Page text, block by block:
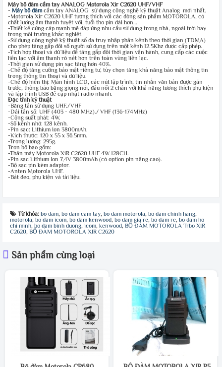
Máy bộ đàm cầm tay ANALOG Motorola Xir C2620 UHF/VHF
- Máy bộ đàmcầm tay ANALOG sử dụng công nghệ kỹ thuật Analog mới nhất.
-Motorola Xir C2620 UHF tương thích với các dòng sản phẩm MOTOROLA, có
chất lượng âm thanh tuyệt vời, tuổi thọ pin dài hơn…
-Thiết kế cứng cáp mạnh mẽ đáp ứng nhu cầu sử dụng trong nhà, ngoài trời hay
trong môi trường khắc nghiệt.
-Sử dụng công nghệ kỹ thuật số đa truy nhập phân kênh theo thời gian (TDMA)
cho phép tăng gấp đôi số người sử dụng trên một kênh 12.5Khz được cấp phép.
-Tích hợp thoại và dữ liệu để tăng gấp đôi thời gian vận hành, cung cấp các cuộc
liên lạc với âm thanh rõ nét hơn trên toàn vùng liên lạc.
-Thời gian sử dụng pin sạc tăng hơn 40%.
-Chế độ tăng cường bảo mật riêng tư, tùy chọn tăng khả năng bảo mật thông tin
trong thông tin thoại và dữ liệu.
-Chế độ hiển thị: Màn hình LCD, các nút lập trình, tin nhắn văn bản được gán
trước, thông báo bằng giọng nói, đầu nối 2 chân với khả năng tương thích phụ kiện
và lập trình USB để cập nhật radio nhanh.
Đặc tính kỹ thuật
-Băng tần sử dụng UHF./VHF
-Dải tần số: UHF (403 - 480 MHz)./ VHF (136-174MHz)
-Công suất phát: 4W.
-Số kênh nhớ: 128 kênh.
-Pin sạc: Lithium Ion 3800mAh.
-Kích thước: 120 x 55 x 36.5mm.
-Trọng lượng: 295g.
Trọn bộ bao gồm:
-Thân máy Motorola XiR C2620 UHF 4W 128CH.
-Pin sạc Lithium Ion 7,4V 3800mAh (có option pin nâng cao).
-Bộ sạc pin kèm adaptor.
-Anten Motorola UHF.
-Bát đeo, phụ kiện và tài liệu.
Từ khóa: bo dam, bo dam cam tay, bo dam motorola, bo dam chinh hang,
motorola, bo dam icom, bo dam kenwood, bo dam gia re, bo dam re, bo dam ho
chi minh, bo dam binh duong, icom, kenwood, BỘ ĐÀM MOTOROLA Trbo XIR
C2620, BỘ ĐÀM MOTOROLA XIR C2620
Sản phẩm cùng loại